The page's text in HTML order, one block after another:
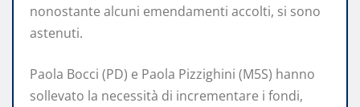
nonostante alcuni emendamenti accolti, si sono
astenuti.
Paola Bocci (PD) e Paola Pizzighini (M5S) hanno
sollevato la necessità di incrementare i fondi,